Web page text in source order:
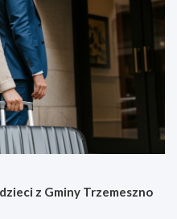
z Gminy Trzemeszno